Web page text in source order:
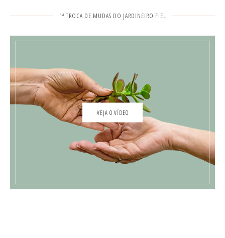
1ª TROCA DE MUDAS DO JARDINEIRO FIEL
VEJA O VÍDEO